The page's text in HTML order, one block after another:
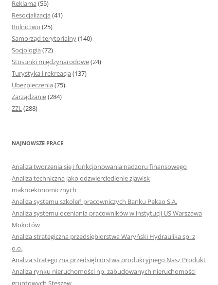
Reklama (55)
Resocjalizacja (41)
Rolnictwo (25)
Samorząd terytorialny(140)
Socjologia (72)
Stosunki międzynarodowe(24)
Turystyka i rekreacja (137)
Ubezpieczenia (75)
Zarządzanie(284)
ZZL(288)
NAJNOWSZE PRACE
Analiza tworzenia się i funkcjonowania nadzoru finansowego
Analiza techniczna jako odzwierciedlenie zjawisk
makroekonomicznych
Analiza systemu szkoleń pracowniczych Banku Pekao S.A.
Analiza systemu oceniania pracowników w instytucji US Warszawa
Mokotów
Analiza strategiczna przedsiębiorstwa Waryński Hydraulika sp. z
o.o.
Analiza strategiczna przedsiębiorstwa produkcyjnego Nasz Produkt
Analiza rynku nieruchomości np. zabudowanych nieruchomości
gruntowych Stęszew